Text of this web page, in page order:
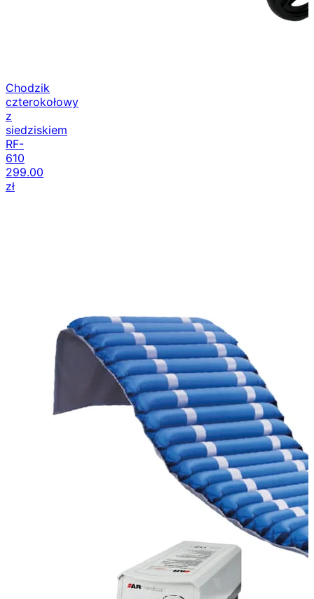
Chodzik
czterokołowy
z
siedziskiem
RF-
610
299.00
zł